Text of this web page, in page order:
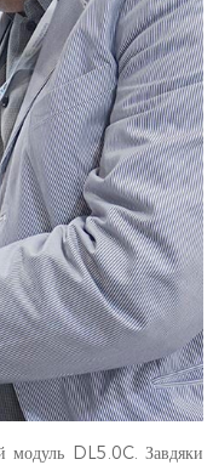
модуль DL5.0C. Завдяки